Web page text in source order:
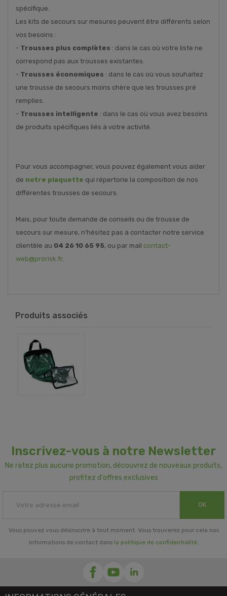
spécifique.
Les kits de secours sur mesures peuvent être différents selon
vos besoins :
- Trousses plus complètes : dans le cas où votre liste ne
correspond pas aux trousses existantes.
- Trousses économiques : dans le cas où vous souhaitez
une trousse de secours moins chère que les trousses pré
remplies.
- Trousses intelligente : dans le cas où vous avez besoins
de produits spécifiques liés à votre activité.
Pour vous accompagner, vous pouvez également vous aider
de notre plaquette qui répertorie la composition de nos
différentes trousses de secours.
Mais, pour toute demande de conseils ou de trousse de
secours sur mesure, n’hésitez pas à contacter notre service
clientèle au 04 26 10 65 95, ou par mail contact-
web@prorisk.fr.
Produits associés
Inscrivez-vous à notre Newsletter
Ne ratez plus aucune promotion, découvrez de nouveaux produits,
profitez d'offres exclusives
OK
Vous pouvez vous désinscrire à tout moment. Vous trouverez pour cela nos
informations de contact dans la politique de confidentialité.